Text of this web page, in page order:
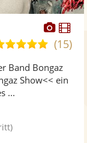
Fotos
5,0
5
(15)
Band Bongaz
Show<< ein
...